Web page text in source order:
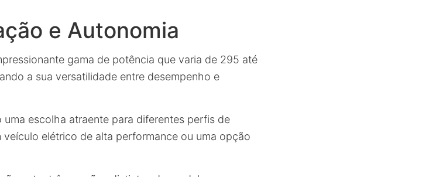
e Autonomia
gama de potência que varia de 295 até
a sua versatilidade entre desempenho e
escolha atraente para diferentes perfis de
elétrico de alta performance ou uma opção